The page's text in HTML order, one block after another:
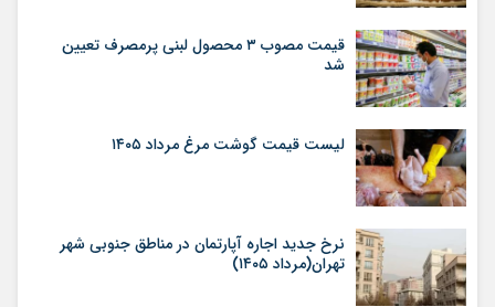
قیمت مصوب ۳ محصول لبنی پرمصرف تعیین
شد
لیست قیمت گوشت مرغ مرداد ۱۴۰۵
نرخ جدید اجاره آپارتمان در مناطق جنوبی شهر
تهران(مرداد ۱۴۰۵)